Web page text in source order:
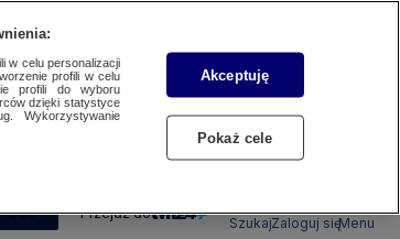
Przejdź do
SzukajZaloguj sięMenu
w celu personalizacji
profili w celu
profili do wyboru
dzięki statystyce
Wykorzystywanie
Akceptuję
Pokaż cele